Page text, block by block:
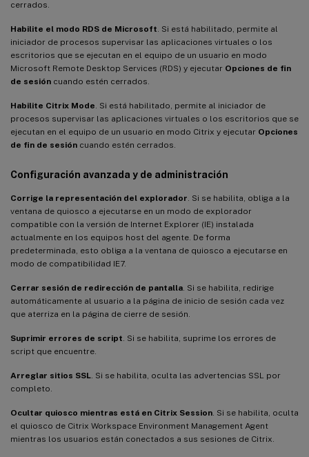
cerrados.
Habilite el modo RDS de Microsoft . Si está habilitado, permite al
iniciador de procesos supervisar las aplicaciones virtuales o los
escritorios que se ejecutan en el equipo de un usuario en modo
Microsoft Remote Desktop Services (RDS) y ejecutar Opciones de fin
de sesión cuando estén cerrados.
Habilite Citrix Mode . Si está habilitado, permite al iniciador de
procesos supervisar las aplicaciones virtuales o los escritorios que se
ejecutan en el equipo de un usuario en modo Citrix y ejecutar Opciones
de fin de sesión cuando estén cerrados.
Configuración avanzada y de administración
Corrige la representación del explorador . Si se habilita, obliga a la
ventana de quiosco a ejecutarse en un modo de explorador
compatible con la versión de Internet Explorer (IE) instalada
actualmente en los equipos host del agente. De forma
predeterminada, esto obliga a la ventana de quiosco a ejecutarse en
modo de compatibilidad IE7.
Cerrar sesión de redirección de pantalla . Si se habilita, redirige
automáticamente al usuario a la página de inicio de sesión cada vez
que aterriza en la página de cierre de sesión.
Suprimir errores de script . Si se habilita, suprime los errores de
script que encuentre.
Arreglar sitios SSL . Si se habilita, oculta las advertencias SSL por
completo.
Ocultar quiosco mientras está en Citrix Session . Si se habilita, oculta
el quiosco de Citrix Workspace Environment Management Agent
mientras los usuarios están conectados a sus sesiones de Citrix.